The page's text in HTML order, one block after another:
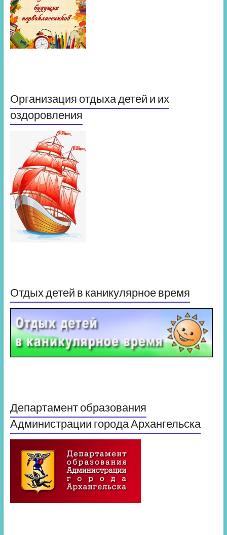
Организация отдыха детей и их
оздоровления
Отдых детей в каникулярное время
Департамент образования
Администрации города Архангельска